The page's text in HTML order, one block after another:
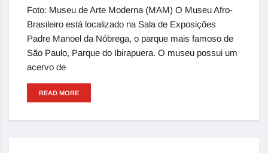
Foto: Museu de Arte Moderna (MAM) O Museu Afro-
Brasileiro está localizado na Sala de Exposições
Padre Manoel da Nóbrega, o parque mais famoso de
São Paulo, Parque do Ibirapuera. O museu possui um
acervo de
READ MORE